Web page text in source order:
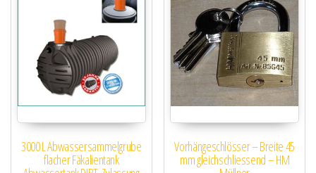
3000 L Abwassersammelgrube
flacher Fäkalientank
Vorhängeschlösser – Breite 45
mm gleichschliessend – HM